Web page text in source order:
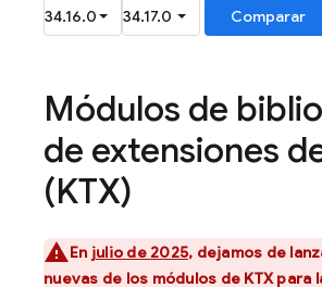
Módulos de
de extensiones
(KTX)
En julio de 2025, dejamos de
nuevas de los módulos de KTX para